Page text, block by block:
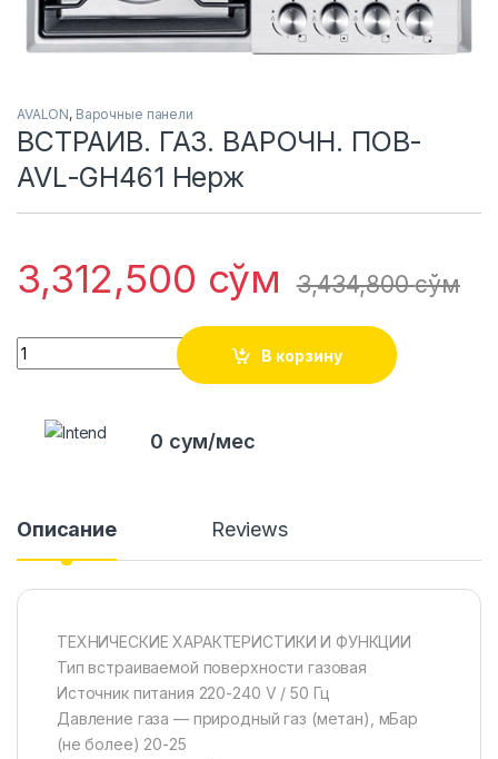
AVALON, Варочные панели
ВСТРАИВ. ГАЗ. ВАРОЧН. ПОВ-
AVL-GH461 Нерж
3,312,500 сўм 3,434,800сўм
Quantity
В корзину
0 сум/мес
Описание Reviews
ТЕХНИЧЕСКИЕ ХАРАКТЕРИСТИКИ И ФУНКЦИИ
Тип встраиваемой поверхности газовая
Источник питания 220-240 V / 50 Гц
Давление газа — природный газ (метан), мБар
(не более) 20-25